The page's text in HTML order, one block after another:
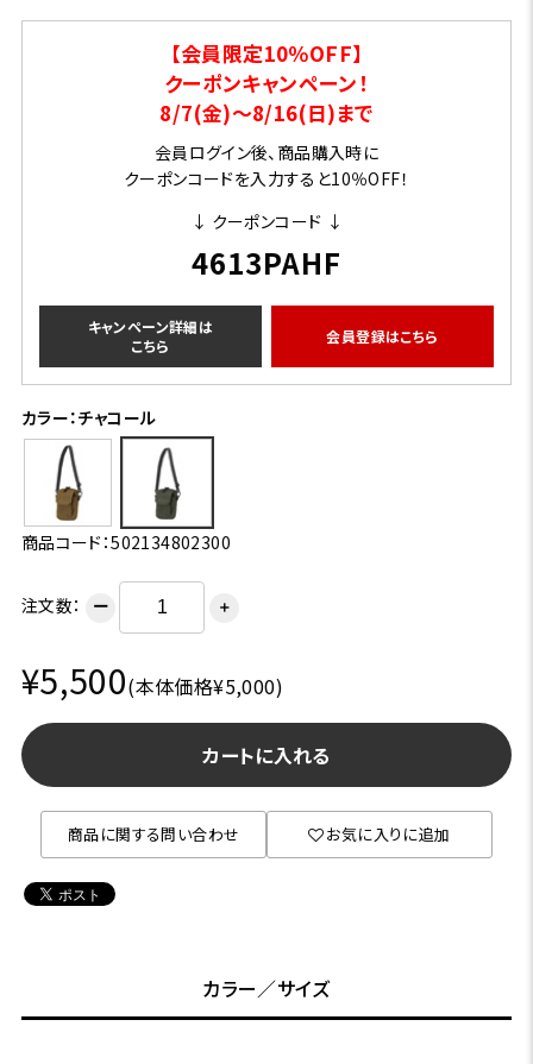
【会員限定10％OFF】
クーポンキャンペーン！
8/7(金)～8/16(日)まで
会員ログイン後、商品購入時に
クーポンコードを入力すると10％OFF！
↓ クーポンコード ↓
4613PAHF
キャンペーン詳細は
こちら
会員登録はこちら
カラー：チャコール
商品コード：502134802300
注文数： ー ＋
¥5,500(本体価格¥5,000)
カートに入れる
商品に関する問い合わせ お気に入りに追加
カラー／サイズ